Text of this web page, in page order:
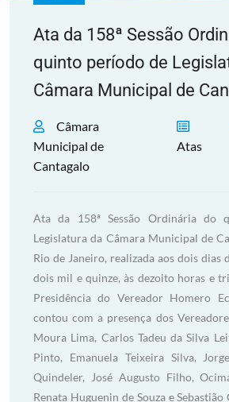
Ata da 158ª Sessão
quinto período de
Câmara Municipal de
Câmara
Municipal de
Cantagalo
Atas
Ata da 158ª Sessão Ordinária do
Legislatura da Câmara Municipal de
Rio de Janeiro, realizada aos dois dias
dois mil e quinze, às dezoito horas e
Presidência do Vereador Homero
contou com a presença dos
Moura Lima, Carlos Tadeu da Silva
Pinto, Emanuela Teixeira Silva,
Quindeler, José Augusto Filho,
Renata Huguenin de Souza e